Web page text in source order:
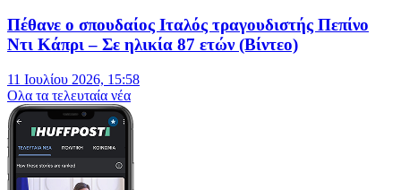
Πέθανε ο σπουδαίος Ιταλός τραγουδιστής Πεπίνο
Ντι Κάπρι – Σε ηλικία 87 ετών (Βίντεο)
11 Ιουλίου 2026, 15:58
Oλα τα τελευταία νέα